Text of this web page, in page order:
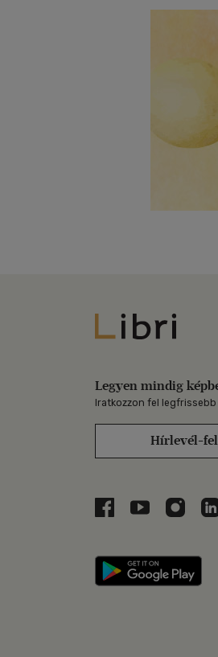
Libri
Legyen mindig
Iratkozzon fel
Hírlevél-
Libri aLibri aLibri